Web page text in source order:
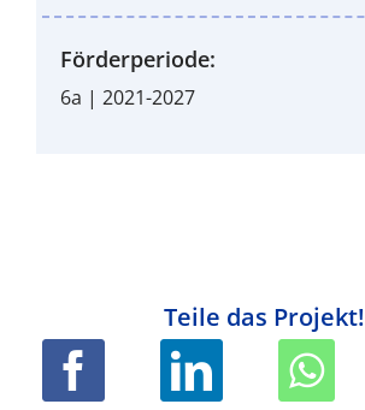
Förderperiode:
6a | 2021-2027
Teile das Projekt!